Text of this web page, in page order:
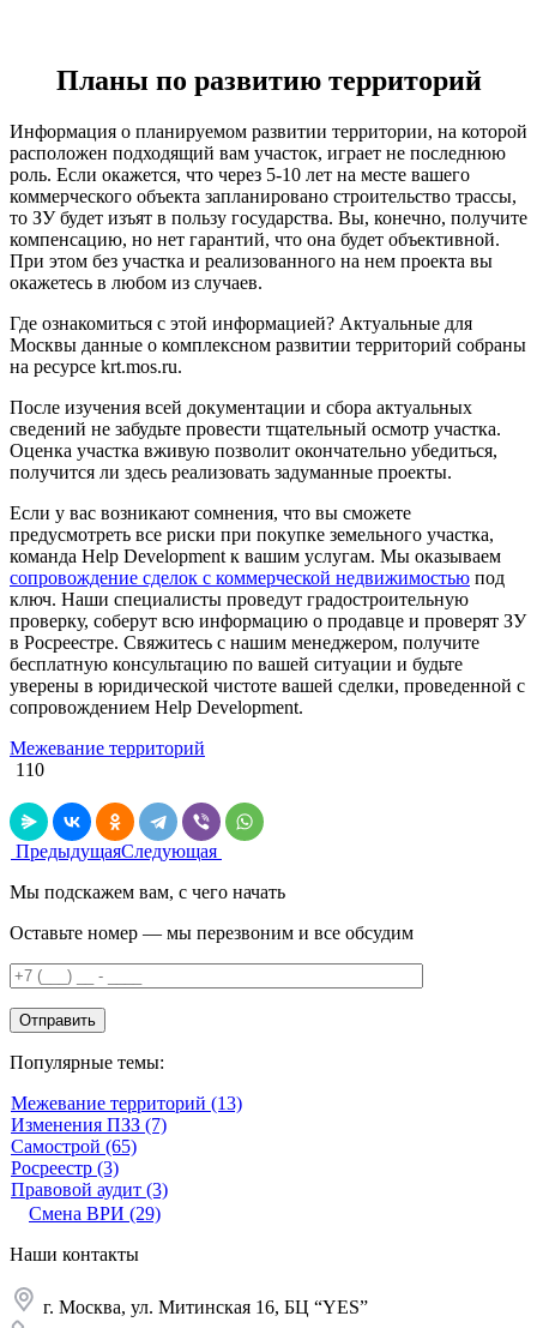
Планы по развитию территорий
Информация о планируемом развитии территории, на которой
расположен подходящий вам участок, играет не последнюю
роль. Если окажется, что через 5-10 лет на месте вашего
коммерческого объекта запланировано строительство трассы,
то ЗУ будет изъят в пользу государства. Вы, конечно, получите
компенсацию, но нет гарантий, что она будет объективной.
При этом без участка и реализованного на нем проекта вы
окажетесь в любом из случаев.
Где ознакомиться с этой информацией? Актуальные для
Москвы данные о комплексном развитии территорий собраны
на ресурсе krt.mos.ru.
После изучения всей документации и сбора актуальных
сведений не забудьте провести тщательный осмотр участка.
Оценка участка вживую позволит окончательно убедиться,
получится ли здесь реализовать задуманные проекты.
Если у вас возникают сомнения, что вы сможете
предусмотреть все риски при покупке земельного участка,
команда Help Development к вашим услугам. Мы оказываем
сопровождение сделок с коммерческой недвижимостью под
ключ. Наши специалисты проведут градостроительную
проверку, соберут всю информацию о продавце и проверят ЗУ
в Росреестре. Свяжитесь с нашим менеджером, получите
бесплатную консультацию по вашей ситуации и будьте
уверены в юридической чистоте вашей сделки, проведенной с
сопровождением Help Development.
Межевание территорий
110
ПредыдущаяСледующая
Мы подскажем вам, с чего начать
Оставьте номер — мы перезвоним и все обсудим
Популярные темы:
Межевание территорий (13)
Изменения ПЗЗ (7)
Самострой (65)
Росреестр (3)
Правовой аудит (3)
Смена ВРИ (29)
Наши контакты
г. Москва, ул. Митинская 16, БЦ “YES”